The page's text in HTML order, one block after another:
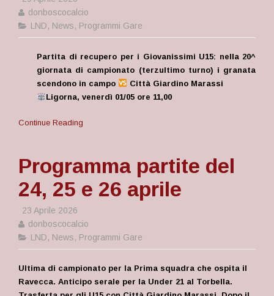
donboscocalcio
LND, News, Programmi Gare
Partita di recupero per i Giovanissimi U15: nella 20^
giornata di campionato (terzultimo turno) i granata
scendono in campo
Città Giardino Marassi
Ligorna, venerdì 01/05 ore 11,00
Continue Reading
Programma partite del
24, 25 e 26 aprile
23 Aprile 2026
donboscocalcio
LND, News, Programmi Gare
Ultima di campionato per la Prima squadra che ospita il
Ravecca. Anticipo serale per la Under 21 al Torbella.